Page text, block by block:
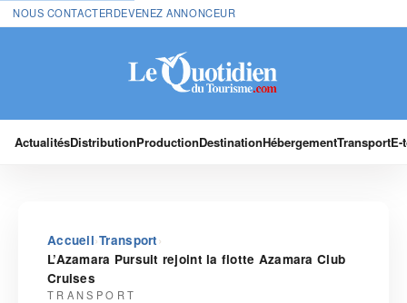
NOUS CONTACTERDEVENEZ ANNONCEUR
ActualitésDistributionProductionDestinationHébergementTransport
Accueil›Transport ›
L’Azamara Pursuit rejoint la flotte Azamara Club
Cruises
TRANSPORT